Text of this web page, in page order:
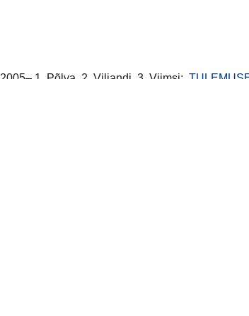
2005– 1. Põlva, 2. Viljandi, 3. Viimsi;